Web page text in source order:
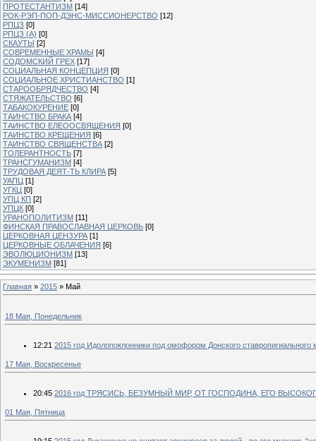
ПРОТЕСТАНТИЗМ [14]
РОК-РЭП-ПОП-ДЭНС-МИССИОНЕРСТВО [12]
РПЦЗ [0]
РПЦЗ (А) [0]
СКАУТЫ [2]
СОВРЕМЕННЫЕ ХРАМЫ [4]
СОДОМСКИЙ ГРЕХ [17]
СОЦИАЛЬНАЯ КОНЦЕПЦИЯ [0]
СОЦИАЛЬНОЕ ХРИСТИАНСТВО [1]
СТАРООБРЯДЧЕСТВО [4]
СТЯЖАТЕЛЬСТВО [6]
ТАБАКОКУРЕНИЕ [0]
ТАИНСТВО БРАКА [4]
ТАИНСТВО ЕЛЕООСВЯЩЕНИЯ [0]
ТАИНСТВО КРЕЩЕНИЯ [6]
ТАИНСТВО СВЯЩЕНСТВА [2]
ТОЛЕРАНТНОСТЬ [7]
ТРАНСГУМАНИЗМ [4]
ТРУДОВАЯ ДЕЯТ-ТЬ КЛИРА [5]
УАПЦ [1]
УГКЦ [0]
УПЦ КП [2]
УПЦК [0]
УРАНОПОЛИТИЗМ [11]
ФИНСКАЯ ПРАВОСЛАВНАЯ ЦЕРКОВЬ [0]
ЦЕРКОВНАЯ ЦЕНЗУРА [1]
ЦЕРКОВНЫЕ ОБЛАЧЕНИЯ [6]
ЭВОЛЮЦИОНИЗМ [13]
ЭКУМЕНИЗМ [81]
Главная » 2015 » Май
18 Мая, Понедельник
12:21 2015 год Идолопоклонники под омофором Донского ставропигиального
17 Мая, Воскресенье
20:45 2016 год ТРЯСИСЬ, БЕЗУМНЫЙ МИР, ОТ ГОСПОДИНА, ЕГО
01 Мая, Пятница